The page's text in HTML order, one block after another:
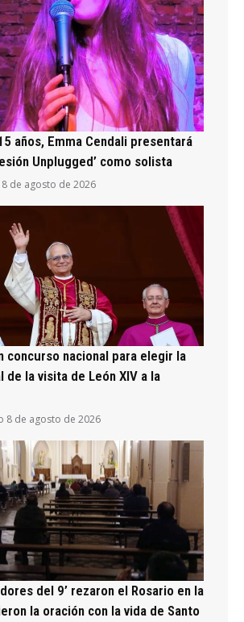
años, Emma Cendali presentará
Unplugged’ como solista
de agosto de 2026
concurso nacional para elegir la
de la visita de León XIV a la
8 de agosto de 2026
del 9’ rezaron el Rosario en la
la oración con la vida de Santo